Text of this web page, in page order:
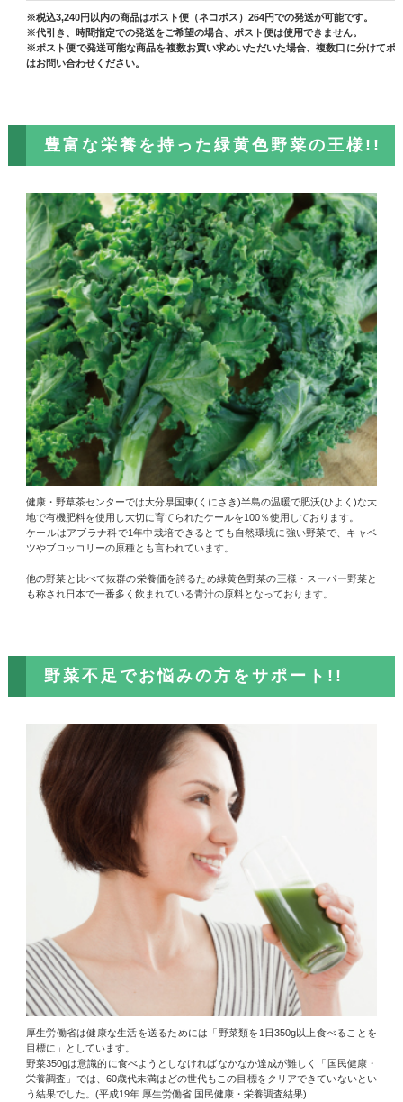
※税込3,240円以内の商品はポスト便（ネコポス）264円での発送が可能です。
※代引き、時間指定での発送をご希望の場合、ポスト便は使用できません。
※ポスト便で発送可能な商品を複数お買い求めいただいた場合、複数口に分けてポ
はお問い合わせください。
豊富な栄養を持った緑黄色野菜の王様!!
健康・野草茶センターでは大分県国東(くにさき)半島の温暖で肥沃(ひよく)な大
地で有機肥料を使用し大切に育てられたケールを100％使用しております。
ケールはアブラナ科で1年中栽培できるとても自然環境に強い野菜で、キャベ
ツやブロッコリーの原種とも言われています。
他の野菜と比べて抜群の栄養価を誇るため緑黄色野菜の王様・スーパー野菜と
も称され日本で一番多く飲まれている青汁の原料となっております。
野菜不足でお悩みの方をサポート!!
厚生労働省は健康な生活を送るためには「野菜類を1日350g以上食べることを
目標に」としています。
野菜350gは意識的に食べようとしなければなかなか達成が難しく「国民健康・
栄養調査」では、60歳代未満はどの世代もこの目標をクリアできていないとい
う結果でした。(平成19年 厚生労働省 国民健康・栄養調査結果)